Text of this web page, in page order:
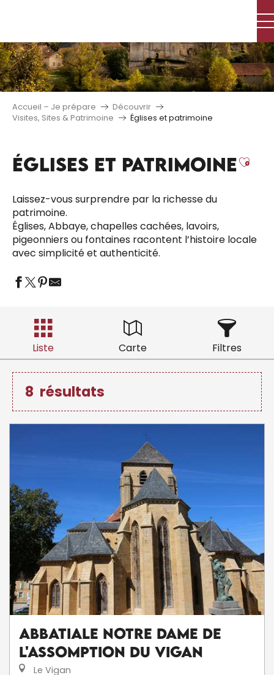
principal
Accueil – Je prépare
Découvrir
Visites, Sites & Patrimoine
Églises et patrimoine
ÉGLISES ET PATRIMOINE
Laissez-vous surprendre par la richesse du
patrimoine.
Églises, Abbaye, chapelles cachées, lavoirs,
pigeonniers ou fontaines racontent l’histoire locale
avec simplicité et authenticité.
Liste Carte Filtres
8 résultats
Abbatiale Notre Dame de
l'Assomption du Vigan
Le Vigan